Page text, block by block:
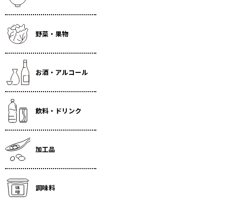
野菜・果物
お酒・アルコール
飲料・ドリンク
加工品
調味料